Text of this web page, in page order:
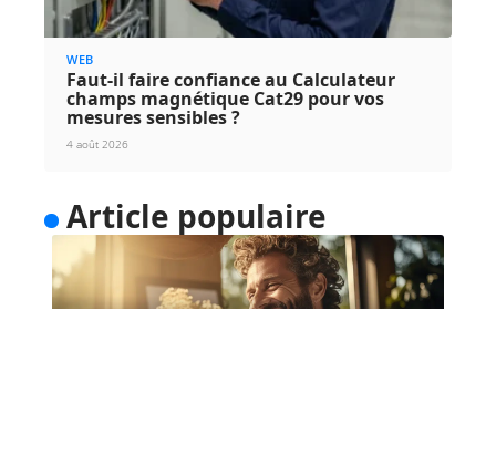
WEB
Faut-il faire confiance au Calculateur
champs magnétique Cat29 pour vos
mesures sensibles ?
4 août 2026
Article populaire